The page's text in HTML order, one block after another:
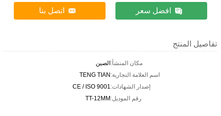
افضل سعر اتصل بنا
تفاصيل المنتج
مكان المنشأ:الصين
اسم العلامة التجارية:TENG TIAN
إصدار الشهادات:CE / ISO 9001
رقم الموديل:TT-12MM